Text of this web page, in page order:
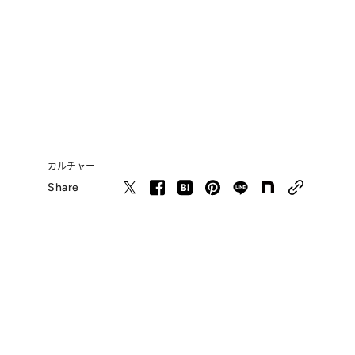
カルチャー
Share